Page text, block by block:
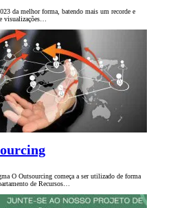
da melhor forma, batendo mais um recorde e
visualizações…
O Outsourcing começa a ser utilizado de forma
de Recursos…